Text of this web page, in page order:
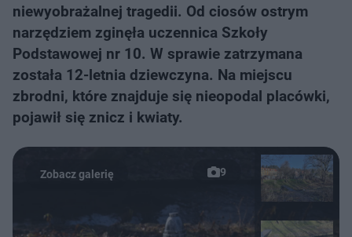
niewyobrażalnej tragedii. Od ciosów ostrym
narzędziem zginęła uczennica Szkoły
Podstawowej nr 10. W sprawie zatrzymana
została 12-letnia dziewczyna. Na miejscu
zbrodni, które znajduje się nieopodal placówki,
pojawił się znicz i kwiaty.
9